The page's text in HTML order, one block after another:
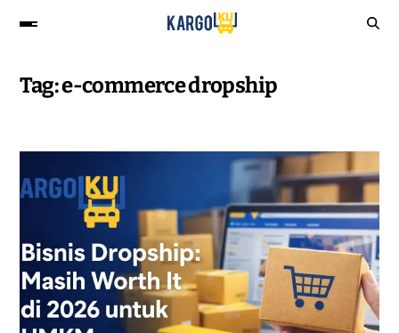
Tag:e-commerce dropship